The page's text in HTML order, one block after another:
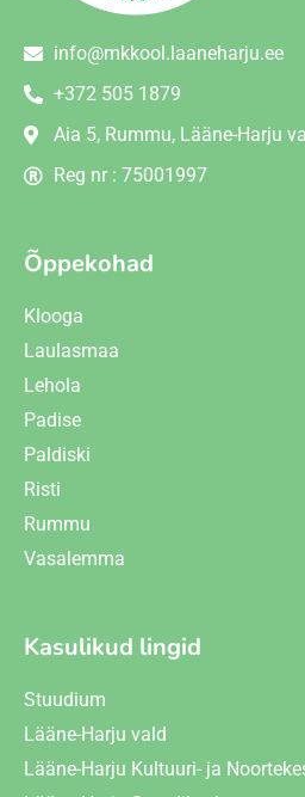
info@mkkool.laaneharju.ee
+372 505 1879
Aia 5, Rummu, Lääne-Harju
Reg nr : 75001997
Õppekohad
Klooga
Laulasmaa
Lehola
Padise
Paldiski
Risti
Rummu
Vasalemma
Kasulikud lingid
Stuudium
Lääne-Harju vald
Lääne-Harju Kultuuri- ja